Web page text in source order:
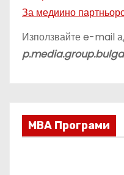
За медиино
Използвайте e-mail
МВА Програми